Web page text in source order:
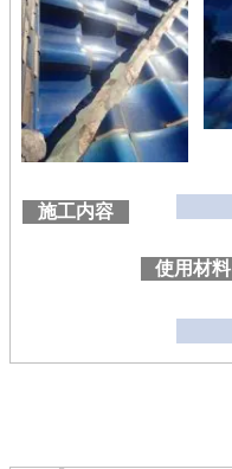
施工内容
使用材料